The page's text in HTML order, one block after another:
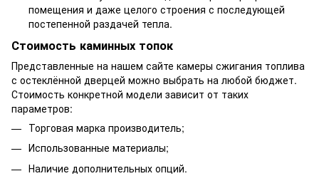
помещения и даже целого строения с последующей
постепенной раздачей тепла.
Стоимость каминных топок
Представленные на нашем сайте камеры сжигания топлива
с остеклённой дверцей можно выбрать на любой бюджет.
Стоимость конкретной модели зависит от таких
параметров:
Торговая марка производитель;
Использованные материалы;
Наличие дополнительных опций.